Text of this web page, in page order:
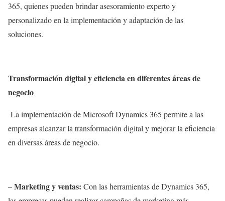
365, quienes pueden brindar asesoramiento experto y
personalizado en la implementación y adaptación de las
soluciones.
Transformación digital y eficiencia en diferentes áreas de
negocio
La implementación de Microsoft Dynamics 365 permite a las
empresas alcanzar la transformación digital y mejorar la eficiencia
en diversas áreas de negocio.
–Marketing y ventas: Con las herramientas de Dynamics 365,